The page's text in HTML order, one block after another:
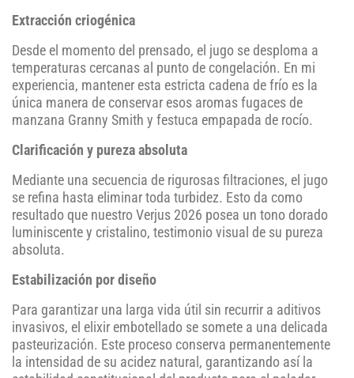
Extracción criogénica
Desde el momento del prensado, el jugo se desploma a
temperaturas cercanas al punto de congelación. En mi
experiencia, mantener esta estricta cadena de frío es la
única manera de conservar esos aromas fugaces de
manzana Granny Smith y festuca empapada de rocío.
Clarificación y pureza absoluta
Mediante una secuencia de rigurosas filtraciones, el jugo
se refina hasta eliminar toda turbidez. Esto da como
resultado que nuestro Verjus 2026 posea un tono dorado
luminiscente y cristalino, testimonio visual de su pureza
absoluta.
Estabilización por diseño
Para garantizar una larga vida útil sin recurrir a aditivos
invasivos, el elixir embotellado se somete a una delicada
pasteurización. Este proceso conserva permanentemente
la intensidad de su acidez natural, garantizando así la